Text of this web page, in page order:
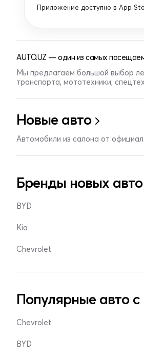
Приложение доступно в App
AUTO.UZ — один из самых
Мы предлагаем большой выбор
транспорта, мототехники,
Новые авто
Автомобили из салона от
Бренды новых авто
BYD
Kia
Chevrolet
Популярные авто
Chevrolet
BYD